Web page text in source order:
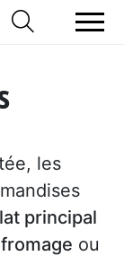
les
principal
fromage ou